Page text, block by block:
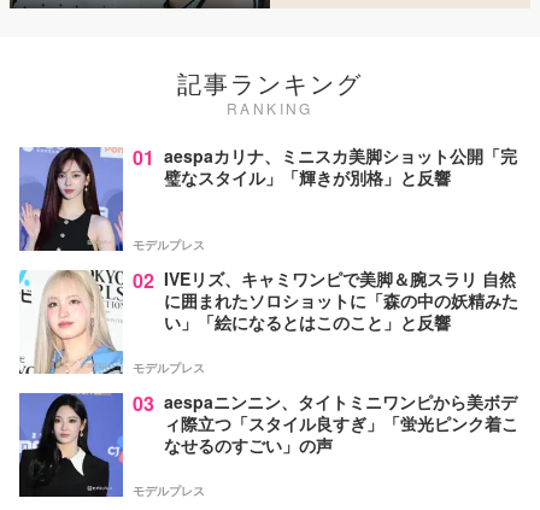
記事ランキング
RANKING
01 aespaカリナ、ミニスカ美脚ショット公開「完
璧なスタイル」「輝きが別格」と反響
モデルプレス
02 IVEリズ、キャミワンピで美脚＆腕スラリ 自然
に囲まれたソロショットに「森の中の妖精みた
い」「絵になるとはこのこと」と反響
モデルプレス
03 aespaニンニン、タイトミニワンピから美ボデ
ィ際立つ「スタイル良すぎ」「蛍光ピンク着こ
なせるのすごい」の声
モデルプレス